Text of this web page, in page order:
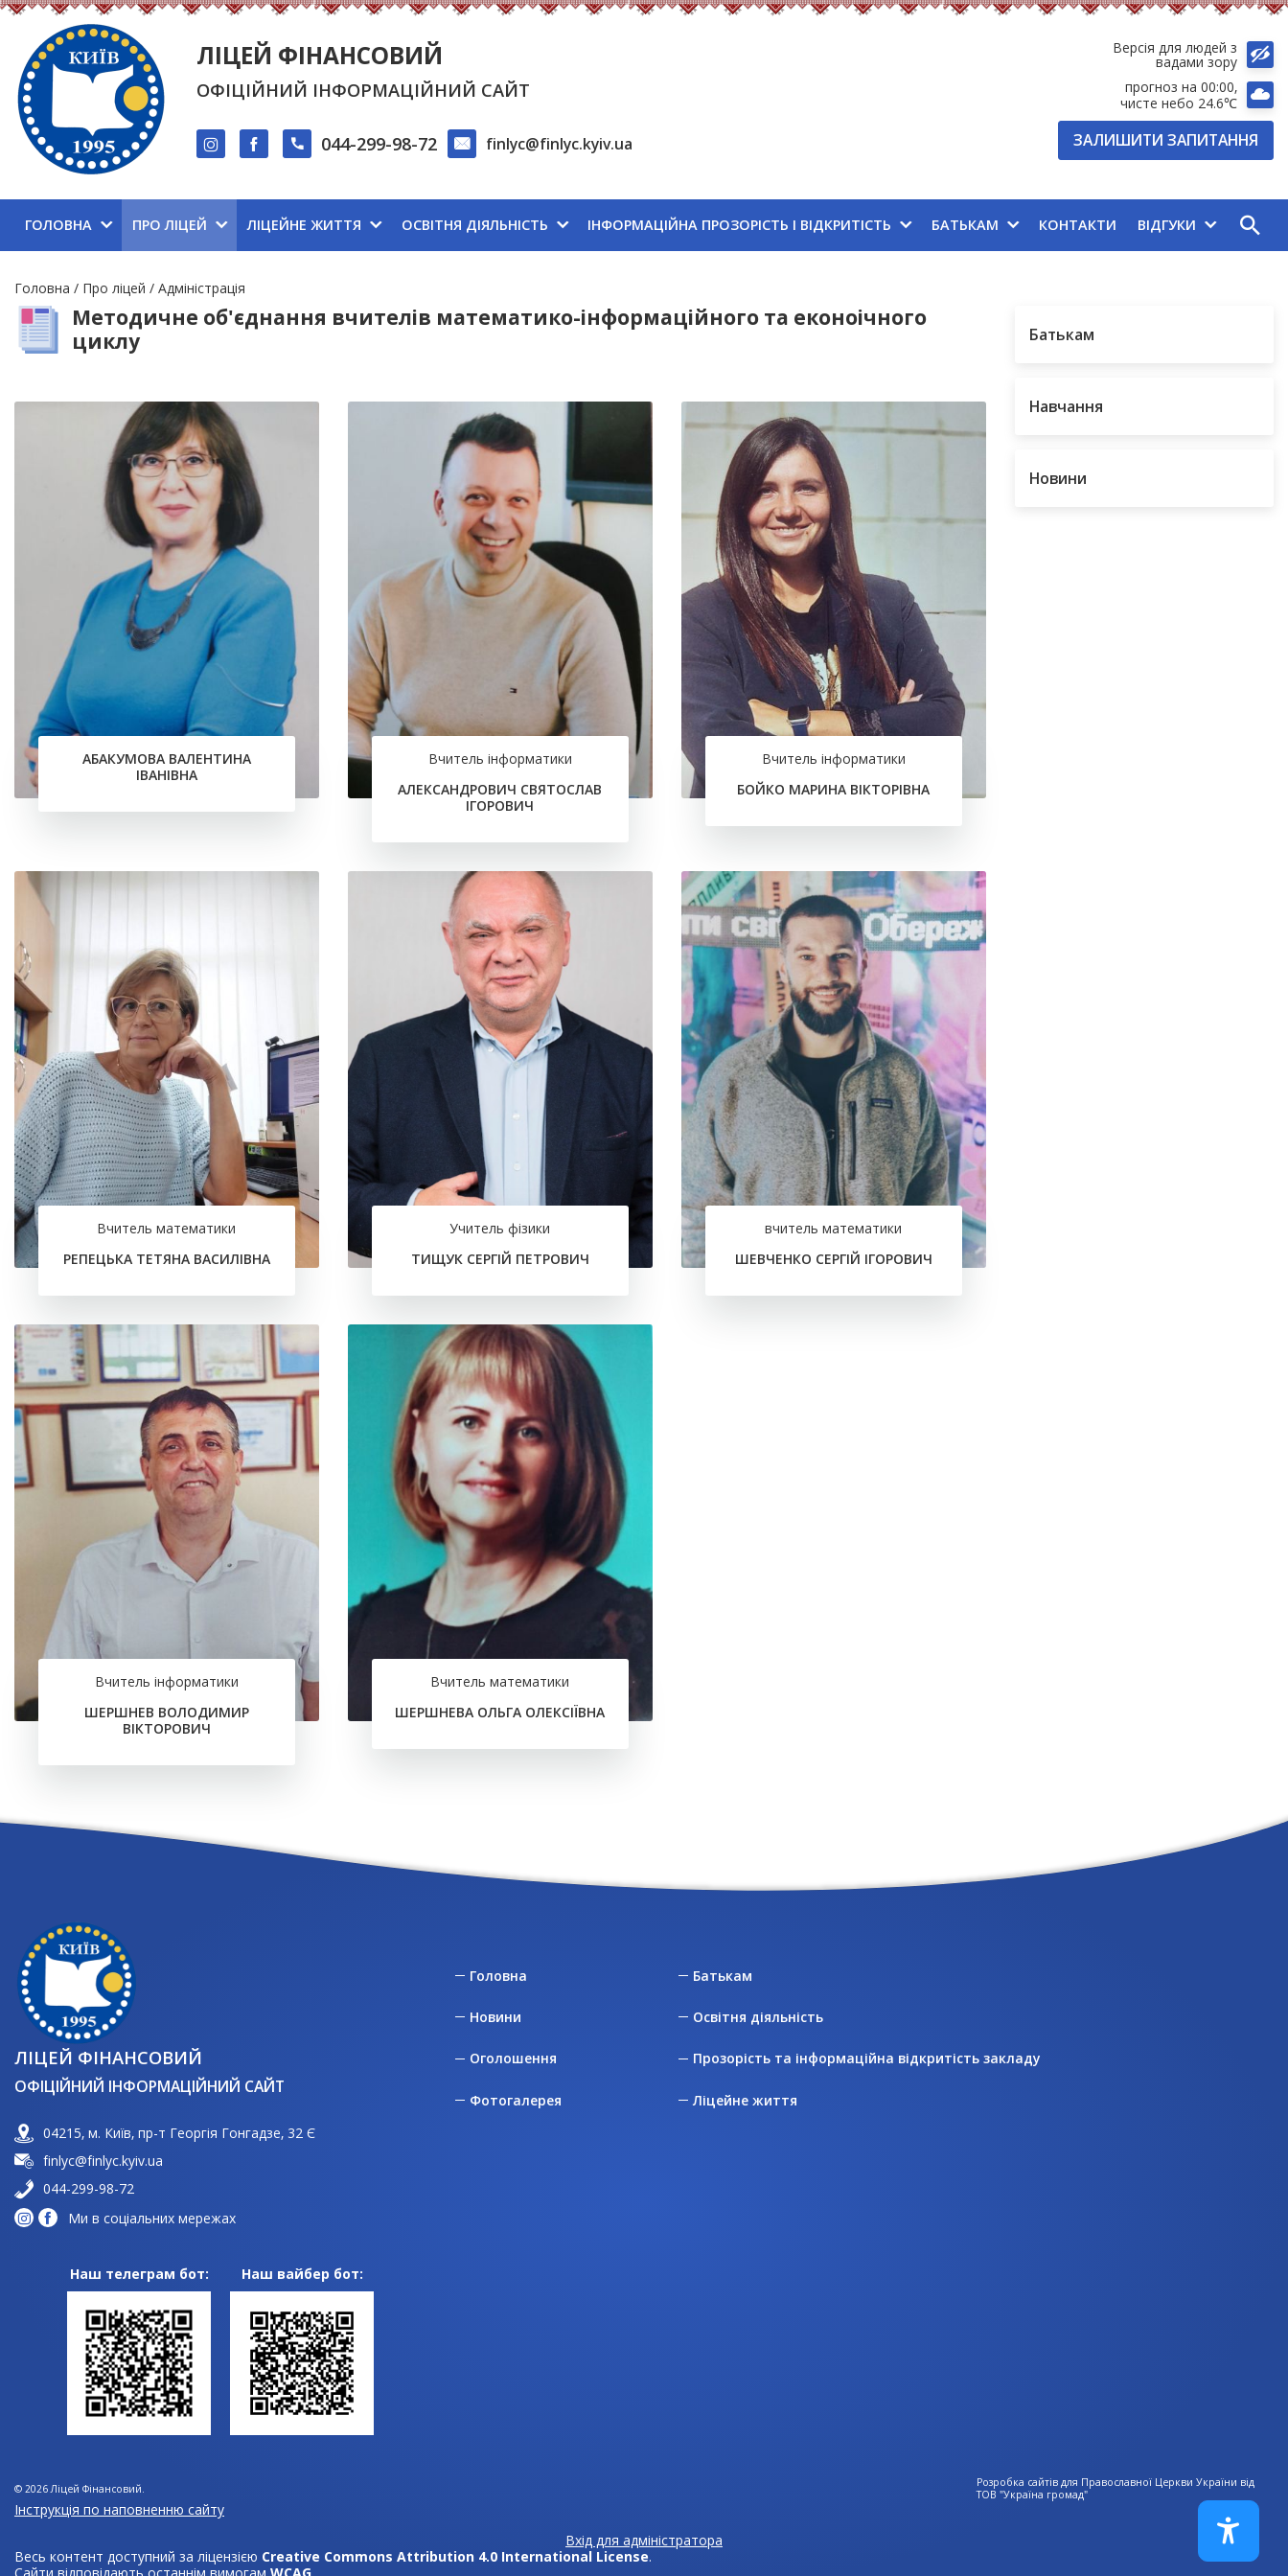
ЛІЦЕЙ ФІНАНСОВИЙ
ОФІЦІЙНИЙ ІНФОРМАЦІЙНИЙ САЙТ
044-299-98-72 finlyc@finlyc.kyiv.ua
Версія для людей з
вадами зору
прогноз на 00:00
чисте небо 24.6℃
ЗАЛИШИТИ ЗАПИТАННЯ
ГОЛОВНА ПРО ЛІЦЕЙ ЛІЦЕЙНЕ ЖИТТЯ ОСВІТНЯ ДІЯЛЬНІСТЬ ІНФОРМАЦІЙНА ПРОЗОРІСТЬ І ВІДКРИТІСТЬ БАТЬКАМ КОНТАКТИ ВІДГУКИ
Рядок
навіґації
Головна Про ліцей Адміністрація
Методичне об'єднання вчителів математико-інформаційного та еконоічного
циклу
АБАКУМОВА ВАЛЕНТИНА
ІВАНІВНА
Вчитель інформатики
АЛЕКСАНДРОВИЧ СВЯТОСЛАВ
ІГОРОВИЧ
Вчитель інформатики
БОЙКО МАРИНА ВІКТОРІВНА
Вчитель математики
РЕПЕЦЬКА ТЕТЯНА ВАСИЛІВНА
Учитель фізики
ТИЩУК СЕРГІЙ ПЕТРОВИЧ
вчитель математики
ШЕВЧЕНКО СЕРГІЙ ІГОРОВИЧ
Вчитель інформатики
ШЕРШНЕВ ВОЛОДИМИР
ВІКТОРОВИЧ
Вчитель математики
ШЕРШНЕВА ОЛЬГА ОЛЕКСІЇВНА
Батькам
Навчання
Новини
ЛІЦЕЙ ФІНАНСОВИЙ
ОФІЦІЙНИЙ ІНФОРМАЦІЙНИЙ САЙТ
04215, м. Київ, пр-т Георгія Гонгадзе, 32 Є
finlyc@finlyc.kyiv.ua
044-299-98-72
Ми в соціальних мережах
Наш телеграм бот: Наш вайбер бот:
Головна
Новини
Оголошення
Фотогалерея
Батькам
Освітня діяльність
Прозорість та інформаційна відкритість закладу
Ліцейне життя
© 2026 Ліцей Фінансовий
Розробка сайтів для Православної Церкви України від
ТОВ "Україна громад"
Інструкція по наповненню сайту
Вхід для адміністратора
Весь контент доступний за ліцензією Creative Commons Attribution 4.0 International License.